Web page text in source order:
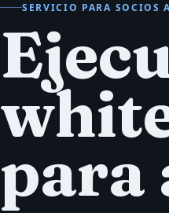
SERVICIO PARA SOCIOS
para